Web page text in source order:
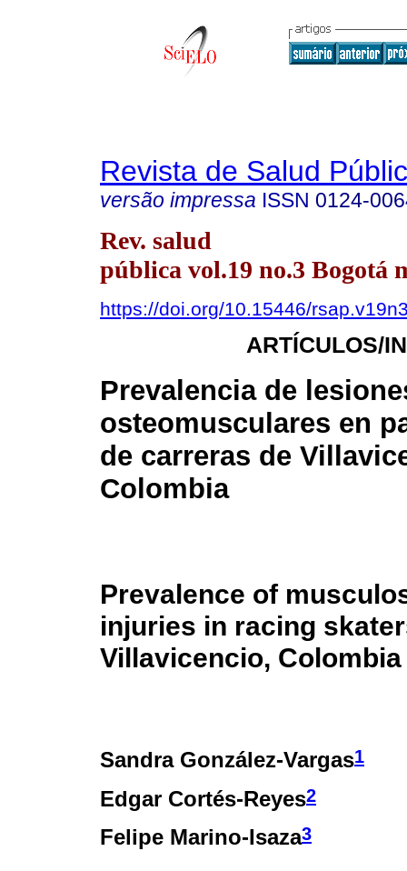
Revista de Salud
versão impressa ISSN 0124-
Rev. salud
pública vol.19 no.3 Bogotá
https://doi.org/10.15446/
ARTÍCULOS/
Prevalencia de
osteomusculares en
de carreras de
Colombia
Prevalence of
injuries in racing
Villavicencio, Colombia
Sandra González-Vargas1
Edgar Cortés-Reyes2
Felipe Marino-Isaza3